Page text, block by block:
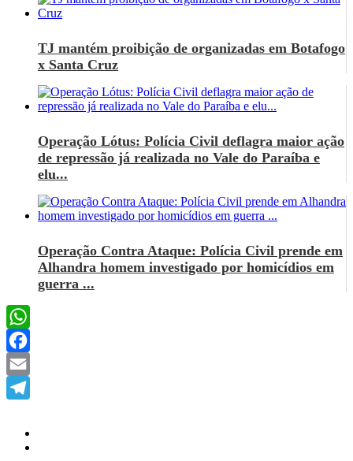
TJ mantém proibição de organizadas em Botafogo
x Santa Cruz
Operação Lótus: Polícia Civil deflagra maior ação
de repressão já realizada no Vale do Paraíba e
elu...
Operação Contra Ataque: Polícia Civil prende em
Alhandra homem investigado por homicídios em
guerra ...
WhatsApp
Facebook
Email